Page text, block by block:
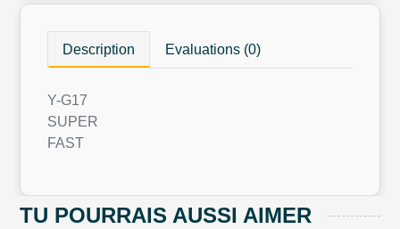
Description Evaluations (0)
Y-G17
SUPER
FAST
TU POURRAIS AUSSI AIMER